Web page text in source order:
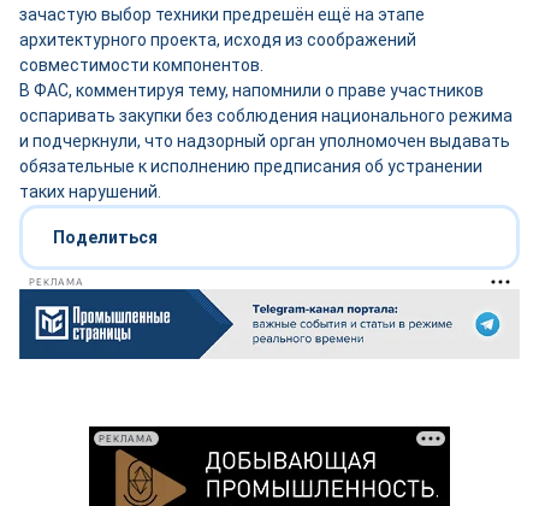
зачастую выбор техники предрешён ещё на этапе
архитектурного проекта, исходя из соображений
совместимости компонентов.
В ФАС, комментируя тему, напомнили о праве участников
оспаривать закупки без соблюдения национального режима
и подчеркнули, что надзорный орган уполномочен выдавать
обязательные к исполнению предписания об устранении
таких нарушений.
Поделиться
РЕКЛАМА
РЕКЛАМА